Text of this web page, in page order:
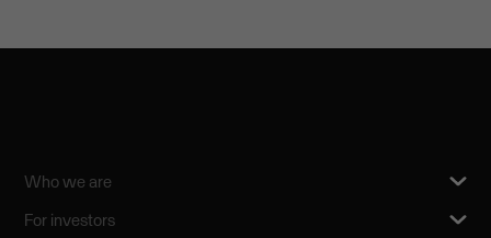
Who we are
For investors